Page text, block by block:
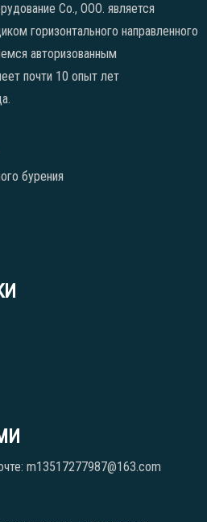
Co., ООО. является
горизонтального направленного
авторизованным
почти 10 опыт лет
бурения
m13517277987@163.com